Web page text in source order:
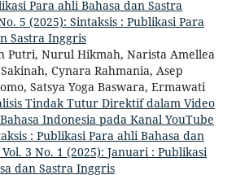
Para ahli Bahasa dan Sastra
5 (2025): Sintaksis : Publikasi Para
Sastra Inggris
Putri, Nurul Hikmah, Narista Amellea
Cynara Rahmania, Asep
Satsya Yoga Baswara, Ermawati
Tindak Tutur Direktif dalam Video
Indonesia pada Kanal YouTube
: Publikasi Para ahli Bahasa dan
3 No. 1 (2025): Januari : Publikasi
dan Sastra Inggris